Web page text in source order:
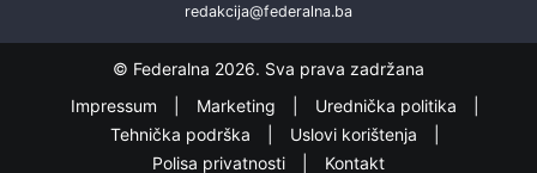
redakcija@federalna.ba
© Federalna 2026. Sva prava zadržana
Impressum
Marketing
Urednička politika
Tehnička podrška
Uslovi korištenja
Polisa privatnosti
Kontakt